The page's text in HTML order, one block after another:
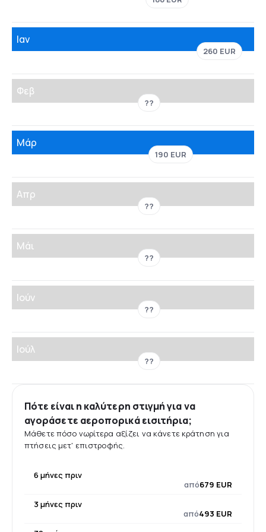
Ιαν
260 EUR
Φεβ
??
Μάρ
190 EUR
Απρ
??
Μάι
??
Ιούν
??
Ιούλ
??
Πότε είναι η καλύτερη στιγμή για να
αγοράσετε αεροπορικά εισιτήρια;
Μάθετε πόσο νωρίτερα αξίζει να κάνετε κράτηση για
πτήσεις μετ' επιστροφής.
6 μήνες πριν
από679 EUR
3 μήνες πριν
από493 EUR